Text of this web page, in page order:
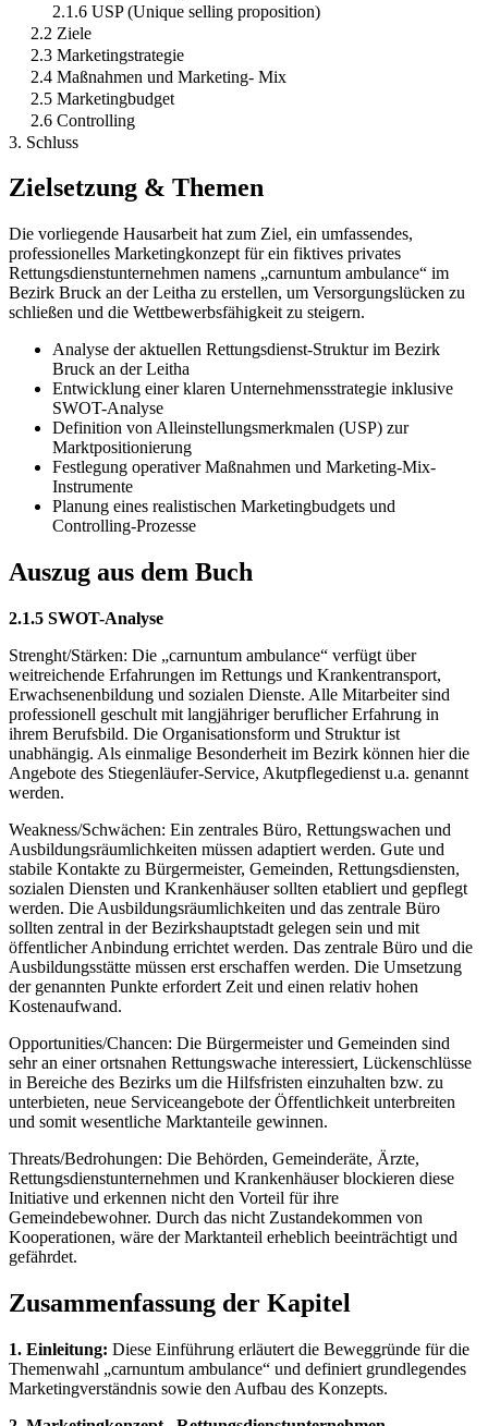
2.1.6 USP (Unique selling proposition)
2.2 Ziele
2.3 Marketingstrategie
2.4 Maßnahmen und Marketing- Mix
2.5 Marketingbudget
2.6 Controlling
3. Schluss
Zielsetzung & Themen
Die vorliegende Hausarbeit hat zum Ziel, ein umfassendes,
professionelles Marketingkonzept für ein fiktives privates
Rettungsdienstunternehmen namens „carnuntum ambulance“ im
Bezirk Bruck an der Leitha zu erstellen, um Versorgungslücken zu
schließen und die Wettbewerbsfähigkeit zu steigern.
Analyse der aktuellen Rettungsdienst-Struktur im Bezirk
Bruck an der Leitha
Entwicklung einer klaren Unternehmensstrategie inklusive
SWOT-Analyse
Definition von Alleinstellungsmerkmalen (USP) zur
Marktpositionierung
Festlegung operativer Maßnahmen und Marketing-Mix-
Instrumente
Planung eines realistischen Marketingbudgets und
Controlling-Prozesse
Auszug aus dem Buch
2.1.5 SWOT-Analyse
Strenght/Stärken: Die „carnuntum ambulance“ verfügt über
weitreichende Erfahrungen im Rettungs und Krankentransport,
Erwachsenenbildung und sozialen Dienste. Alle Mitarbeiter sind
professionell geschult mit langjähriger beruflicher Erfahrung in
ihrem Berufsbild. Die Organisationsform und Struktur ist
unabhängig. Als einmalige Besonderheit im Bezirk können hier die
Angebote des Stiegenläufer-Service, Akutpflegedienst u.a. genannt
werden.
Weakness/Schwächen: Ein zentrales Büro, Rettungswachen und
Ausbildungsräumlichkeiten müssen adaptiert werden. Gute und
stabile Kontakte zu Bürgermeister, Gemeinden, Rettungsdiensten,
sozialen Diensten und Krankenhäuser sollten etabliert und gepflegt
werden. Die Ausbildungsräumlichkeiten und das zentrale Büro
sollten zentral in der Bezirkshauptstadt gelegen sein und mit
öffentlicher Anbindung errichtet werden. Das zentrale Büro und die
Ausbildungsstätte müssen erst erschaffen werden. Die Umsetzung
der genannten Punkte erfordert Zeit und einen relativ hohen
Kostenaufwand.
Opportunities/Chancen: Die Bürgermeister und Gemeinden sind
sehr an einer ortsnahen Rettungswache interessiert, Lückenschlüsse
in Bereiche des Bezirks um die Hilfsfristen einzuhalten bzw. zu
unterbieten, neue Serviceangebote der Öffentlichkeit unterbreiten
und somit wesentliche Marktanteile gewinnen.
Threats/Bedrohungen: Die Behörden, Gemeinderäte, Ärzte,
Rettungsdienstunternehmen und Krankenhäuser blockieren diese
Initiative und erkennen nicht den Vorteil für ihre
Gemeindebewohner. Durch das nicht Zustandekommen von
Kooperationen, wäre der Marktanteil erheblich beeinträchtigt und
gefährdet.
Zusammenfassung der Kapitel
1. Einleitung: Diese Einführung erläutert die Beweggründe für die
Themenwahl „carnuntum ambulance“ und definiert grundlegendes
Marketingverständnis sowie den Aufbau des Konzepts.